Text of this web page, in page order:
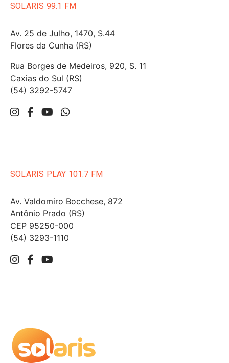
SOLARIS 99.1 FM
Av. 25 de Julho, 1470, S.44
Flores da Cunha (RS)
Rua Borges de Medeiros, 920, S. 11
Caxias do Sul (RS)
(54) 3292-5747
SOLARIS PLAY 101.7 FM
Av. Valdomiro Bocchese, 872
Antônio Prado (RS)
CEP 95250-000
(54) 3293-1110